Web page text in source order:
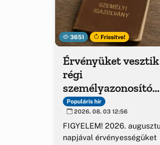
3651 Frissítve!
Érvényüket
régi
személyazonosító
igazolványok
Populáris hír
2026. 08. 03 12:56
FIGYELEM! 2026.
napjával érvényességüket